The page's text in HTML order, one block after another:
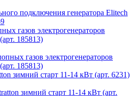
газов электрогенераторов
185813)
зимний старт 11-14 кВт (арт. 6231)